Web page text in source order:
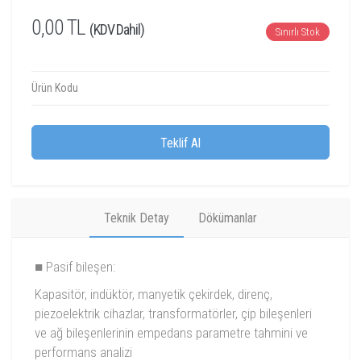
0,00 TL (KDV Dahil) Sınırlı Stok
Ürün Kodu
Teklif Al
Teknik Detay Dökümanlar
■ Pasif bileşen:
Kapasitör, indüktör, manyetik çekirdek, direnç,
piezoelektrik cihazlar, transformatörler, çip bileşenleri
ve ağ bileşenlerinin empedans parametre tahmini ve
performans analizi